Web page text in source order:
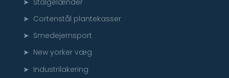
➤ Cortenstål plantekasser
➤ Smedejernsport
➤ New yorker væg
➤ Industrilakering